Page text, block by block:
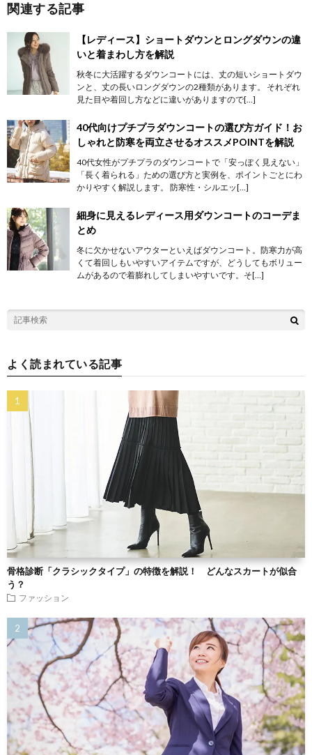
関連する記事
【レディース】ショートダウンとロングダウンの違
いと着まわし方を解説
秋冬に大活躍するダウンコートには、丈の短いショートダウ
ンと、丈の長いロングダウンの2種類があります。 それぞれ
見た目や着回し方などに違いがありますので[…]
40代向けプチプラダウンコートの選び方ガイド！お
しゃれと防寒を両立させるオススメPOINTを解説
40代女性がプチプラのダウンコートで「安っぽく見えない」
「長く着られる」ための選び方と実例を、ポイントごとにわ
かりやすく解説します。 防寒性・シルエッ[…]
細身に見えるレディース用ダウンコートのコーデま
とめ
冬に欠かせないアウターといえばダウンコート。防寒力が高
くて着回しもいやすいアイテムですが、どうしてもボリュー
ムがあるので着膨れしてしまいやすいです。そ[…]
よく読まれている記事
骨格診断「クラシックタイプ」の特徴を解説！ どんなスカートが似合
う？
ファッション